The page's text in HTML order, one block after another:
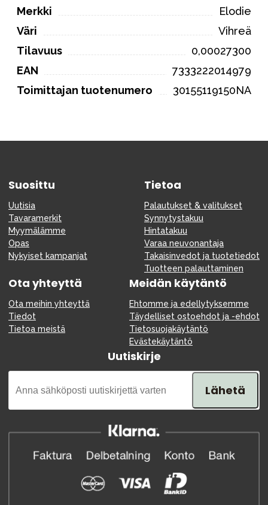
Merkki
Elodie
Väri
Vihreä
Tilavuus
0,00027300
EAN
7333222014979
Toimittajan tuotenumero
30155119150NA
Suosittu
Uutisia
Tavaramerkit
Myymälämme
Opas
Nykyiset kampanjat
Tietoa
Palautukset & valitukset
Synnytystakuu
Hintatakuu
Varaa neuvonantaja
Takaisinvedot ja tuotetiedot
Tuotteen palauttaminen
Ota yhteyttä
Ota meihin yhteyttä
Tiedot
Tietoa meistä
Meidän käytäntö
Ehtomme ja edellytyksemme
Täydelliset ostoehdot ja -ehdot
Tietosuojakäytäntö
Evästekäytäntö
Uutiskirje
Lähetä